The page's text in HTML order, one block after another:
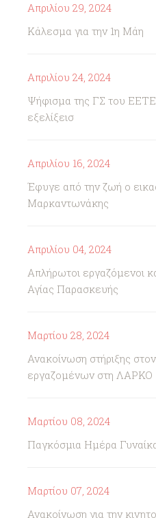
Απριλίου 29, 2024
Κάλεσμα για την 1η Μάη
Απριλίου 24, 2024
Ψήφισμα της ΓΣ του ΕΕΤΕ
εξελίξεισ
Απριλίου 16, 2024
Έφυγε από την ζωή ο
Μαρκαντωνάκης
Απριλίου 04, 2024
Απλήρωτοι εργαζόμενοι
Αγίας Παρασκευής
Μαρτίου 28, 2024
Ανακοίνωση στήριξης
εργαζομένων στη ΛΑΡΚΟ
Μαρτίου 08, 2024
Παγκόσμια Ημέρα
Μαρτίου 07, 2024
Ανακοίνωση για την